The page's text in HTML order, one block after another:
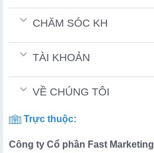
CHĂM SÓC KH
TÀI KHOẢN
VỀ CHÚNG TÔI
Trực thuộc:
Công ty Cổ phần Fast Marketing